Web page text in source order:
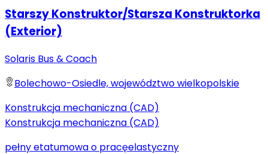
Starszy Konstruktor/Starsza Konstruktorka
(Exterior)
Solaris Bus & Coach
Bolechowo-Osiedle, województwo wielkopolskie
Konstrukcja mechaniczna (CAD)
Konstrukcja mechaniczna (CAD)
pełny etatumowa o pracęelastyczny